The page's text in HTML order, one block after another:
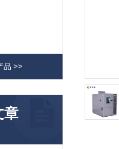
品 >>
章